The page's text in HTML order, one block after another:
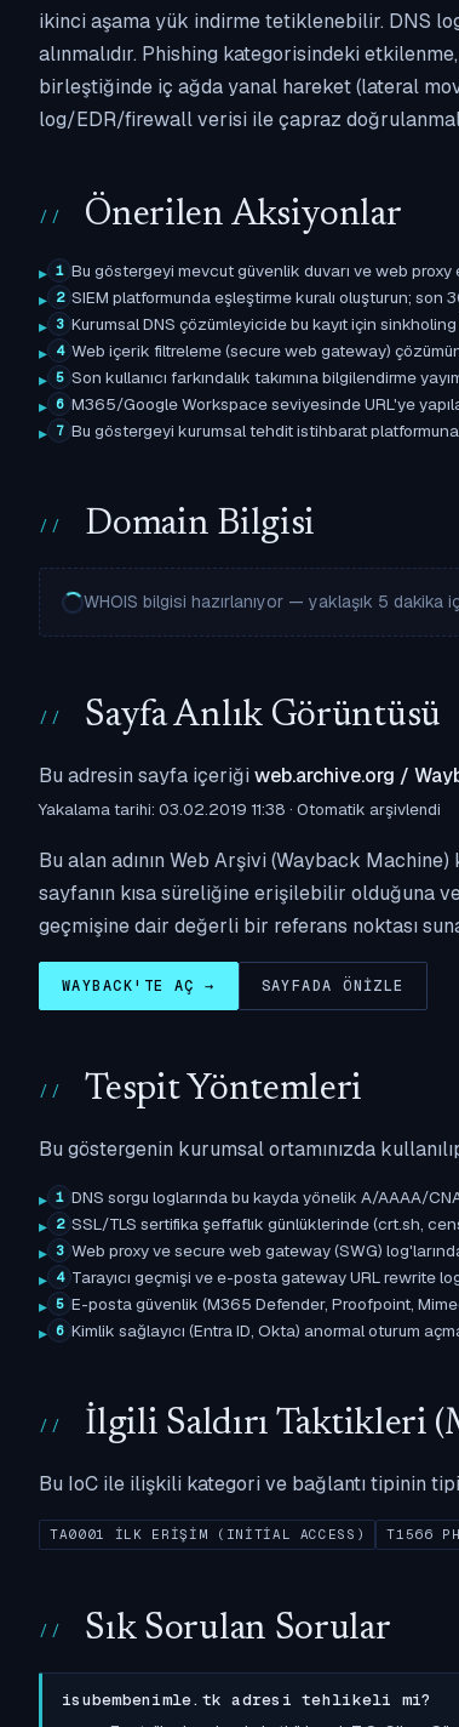
ikinci aşama yük indirme tetiklenebilir. DNS
alınmalıdır. Phishing kategorisindeki
birleştiğinde iç ağda yanal hareket (lateral
log/EDR/firewall verisi ile çapraz
Önerilen Aksiyonlar
1 Bu göstergeyi mevcut güvenlik duvarı ve web
2 SIEM platformunda eşleştirme kuralı oluşturun; son
3 Kurumsal DNS çözümleyicide bu kayıt için
4 Web içerik filtreleme (secure web gateway)
5 Son kullanıcı farkındalık takımına bilgilendirme
6 M365/Google Workspace seviyesinde URL'ye
7 Bu göstergeyi kurumsal tehdit istihbarat
Domain Bilgisi
WHOIS bilgisi hazırlanıyor — yaklaşık 5 dakika
Sayfa Anlık Görüntüsü
Bu adresin sayfa içeriği web.archive.org /
Yakalama tarihi: 03.02.2019 11:38 · Otomatik arşivlendi
Bu alan adının Web Arşivi (Wayback
sayfanın kısa süreliğine erişilebilir olduğuna
geçmişine dair değerli bir referans noktası
WAYBACK'TE AÇ → SAYFADA ÖNIZLE
Tespit Yöntemleri
Bu göstergenin kurumsal ortamınızda
1 DNS sorgu loglarında bu kayda yönelik A/AAAA/
2 SSL/TLS sertifika şeffaflık günlüklerinde (crt.sh,
3 Web proxy ve secure web gateway (SWG)
4 Tarayıcı geçmişi ve e-posta gateway URL rewrite
5 E-posta güvenlik (M365 Defender, Proofpoint,
6 Kimlik sağlayıcı (Entra ID, Okta) anormal oturum
İlgili Saldırı Taktikleri
Bu IoC ile ilişkili kategori ve bağlantı tipinin
TA0001 İLK ERIŞIM (INITIAL ACCESS) T1566
Sık Sorulan Sorular
isubembenimle.tk adresi tehlikeli mi?